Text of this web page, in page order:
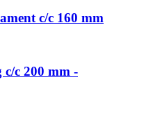
c/c 160 mm
c/c 200 mm -